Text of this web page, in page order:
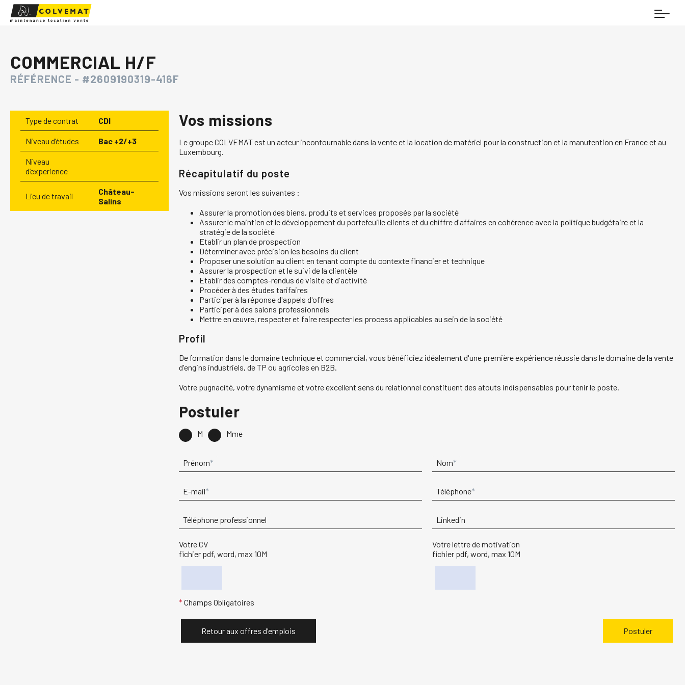
COMMERCIAL H/F
RÉFÉRENCE - #2609190319-416F
Type de contrat CDI
Niveau d’études Bac +2/+3
Niveau
d’experience
Lieu de travail
Château-
Salins
Vos missions
Le groupe COLVEMAT est un acteur incontournable dans la vente et la location de matériel pour la construction et la manutention en France et au
Luxembourg.
Récapitulatif du poste
Vos missions seront les suivantes :
Assurer la promotion des biens, produits et services proposés par la société
Assurer le maintien et le développement du portefeuille clients et du chiffre d'affaires en cohérence avec la politique budgétaire et la
stratégie de la société
Etablir un plan de prospection
Déterminer avec précision les besoins du client
Proposer une solution au client en tenant compte du contexte financier et technique
Assurer la prospection et le suivi de la clientèle
Etablir des comptes-rendus de visite et d'activité
Procéder à des études tarifaires
Participer à la réponse d'appels d'offres
Participer à des salons professionnels
Mettre en œuvre, respecter et faire respecter les process applicables au sein de la société
Profil
De formation dans le domaine technique et commercial, vous bénéficiez idéalement d'une première expérience réussie dans le domaine de la vente
d'engins industriels, de TP ou agricoles en B2B.
Votre pugnacité, votre dynamisme et votre excellent sens du relationnel constituent des atouts indispensables pour tenir le poste.
Postuler
M Mme
Prénom Nom
E-mail Téléphone
Téléphone professionnel Linkedin
Votre CV
fichier pdf, word, max 10M
Votre lettre de motivation
fichier pdf, word, max 10M
Champs Obligatoires
Retour aux offres d'emplois Postuler